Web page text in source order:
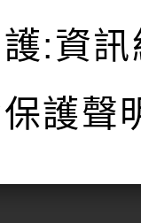
:資訊
護聲